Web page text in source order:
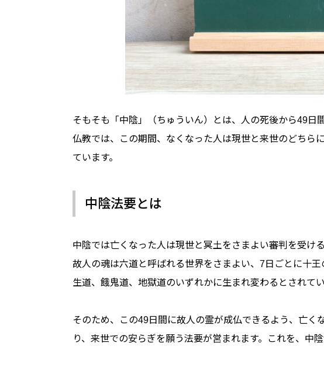
そもそも「中陰」（ちゅういん）とは、人の死後から49日
仏教では、この期間、なくなった人は現世と来世のどちら
ています。
中陰法要とは
中陰では亡くなった人は現世と冥土をさまよい審判を受け
故人の魂は六道と呼ばれる世界をさまよい、7日ごとに十
生道、餓鬼道、地獄道のいずれかに生まれ変わるとされてい
そのため、この49日間に故人の霊が成仏できるよう、亡
り、来世での安らぎを願う法要が営まれます。これを、中陰